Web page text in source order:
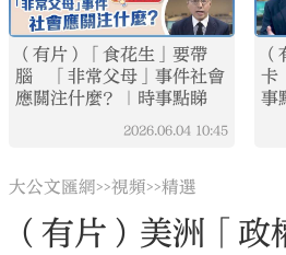
（有片）「食花生」要帶
腦 「非常父母」事件社會
應關注什麼？｜時事點睇
2026.06.04 10:45
卡
事
大公文匯網>>視頻>>精選
（有片）美洲「